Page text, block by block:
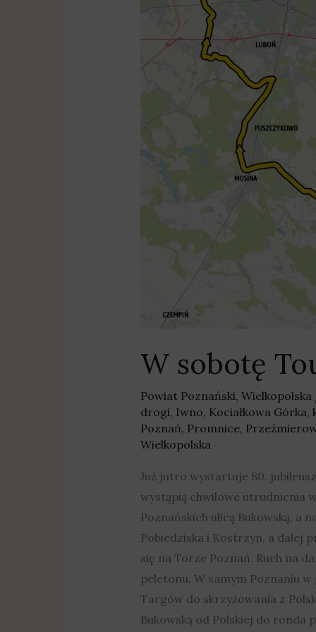
W sobotę
Powiat Poznański, Wielkopolska
drogi, Iwno, Kociałkowa Górka,
Poznań, Promnice,
Wielkopolska
Już jutro wystartuje 80.
wystąpią chwilowe utrudnienia
Poznańskich ulicą Bukowską, a
Pobiedziska i Kostrzyn, a dalej
się na Torze Poznań. Ruch na
peletonu. W samym Poznaniu w
Targów do skrzyżowania z
Bukowską od Polskiej do ronda